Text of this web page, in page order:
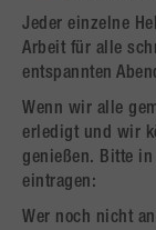
Jeder einzelne
Arbeit für alle
entspannten
Wenn wir alle
erledigt und wir
genießen. Bitte
eintragen:
Wer noch nicht